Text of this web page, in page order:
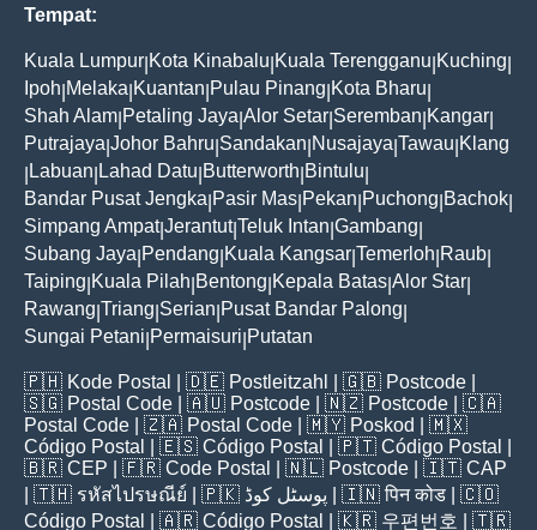
Tempat:
Kuala Lumpur Kota Kinabalu Kuala Terengganu Kuching
Ipoh Melaka Kuantan Pulau Pinang Kota Bharu
Shah Alam Petaling Jaya Alor Setar Seremban Kangar
Putrajaya Johor Bahru Sandakan Nusajaya Tawau Klang
Labuan Lahad Datu Butterworth Bintulu
Bandar Pusat Jengka Pasir Mas Pekan Puchong Bachok
Simpang Ampat|Jerantut|Teluk Intan Gambang
Subang Jaya Pendang Kuala Kangsar Temerloh Raub
Taiping Kuala Pilah Bentong Kepala Batas Alor Star
Rawang Triang Serian Pusat Bandar Palong
Sungai Petani Permaisuri Putatan
🇵🇭 Kode Postal | 🇩🇪 Postleitzahl | 🇬🇧 Postcode
🇸🇬 Postal Code | 🇦🇺 Postcode | 🇳🇿 Postcode | 🇨🇦
Postal Code | 🇿🇦 Postal Code | 🇲🇾 Poskod
| 🇲🇽
Código Postal
| 🇪🇸 Código Postal | 🇵🇹 Código Postal
🇧🇷 CEP | 🇫🇷 Code Postal | 🇳🇱 Postcode | 🇮🇹 CAP
| 🇹🇭 รหัสไปรษณีย์ | 🇵🇰 پوسٹل کوڈ | 🇮🇳पिन कोड | 🇨🇴
Código Postal
| 🇦🇷 Código Postal | 🇰🇷 우편번호 | 🇹🇷